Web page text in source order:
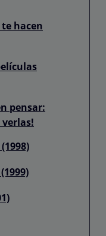
hacen
pensar:
verlas!